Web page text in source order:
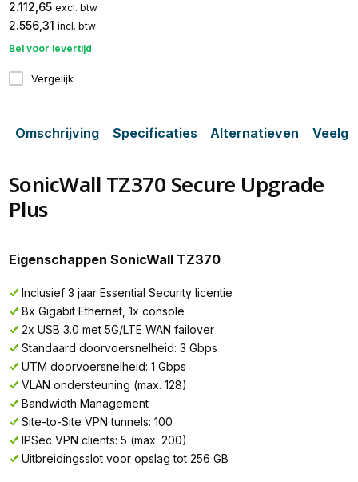
2.112,65 excl. btw
2.556,31 incl. btw
Bel voor levertijd
Vergelijk
Omschrijving Specificaties Alternatieven
SonicWall TZ370 Secure Upgrade
Plus
Eigenschappen SonicWall TZ370
Inclusief 3 jaar Essential Security licentie
8x Gigabit Ethernet, 1x console
2x USB 3.0 met 5G/LTE WAN failover
Standaard doorvoersnelheid: 3 Gbps
UTM doorvoersnelheid: 1 Gbps
VLAN ondersteuning (max. 128)
Bandwidth Management
Site-to-Site VPN tunnels: 100
IPSec VPN clients: 5 (max. 200)
Uitbreidingsslot voor opslag tot 256 GB